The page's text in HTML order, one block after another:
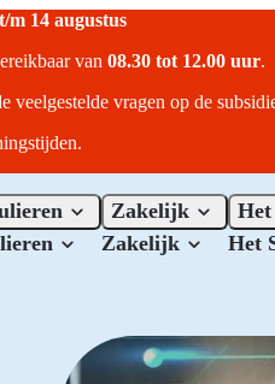
m 14 augustus
van 08.30 tot 12.00 uur.
vragen op de
Zakelijk
Zakelijk
Het
Het